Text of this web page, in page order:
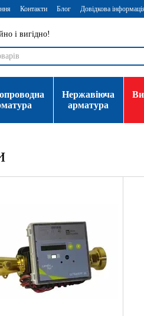
Контакти Блог Довідкова
і вигідно!
Нержавіюча
арматура